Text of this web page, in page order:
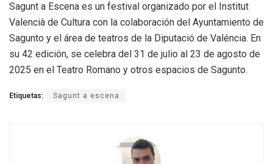
Sagunt a Escena es un festival organizado por el Institut
Valencià de Cultura con la colaboración del Ayuntamiento de
Sagunto y el área de teatros de la Diputació de Valéncia. En
su 42 edición, se celebra del 31 de julio al 23 de agosto de
2025 en el Teatro Romano y otros espacios de Sagunto.
Etiquetas: Sagunt a escena